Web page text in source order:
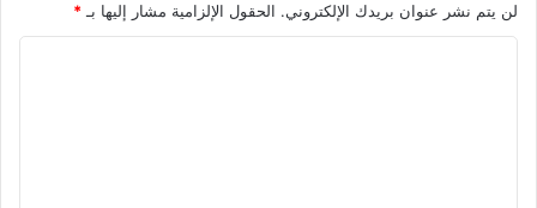
لن يتم نشر عنوان بريدك الإلكتروني. الحقول الإلزامية مشار إليها بـ *